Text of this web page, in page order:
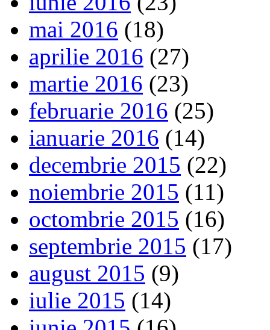
mai 2016 (18)
aprilie 2016 (27)
martie 2016 (23)
februarie 2016 (25)
ianuarie 2016 (14)
decembrie 2015 (22)
noiembrie 2015 (11)
octombrie 2015 (16)
septembrie 2015 (17)
august 2015 (9)
iulie 2015 (14)